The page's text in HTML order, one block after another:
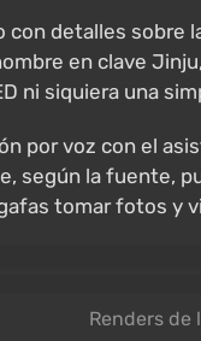
detalles sobre
en clave
ni siquiera una
por voz con el
según la fuente,
tomar fotos
Renders de